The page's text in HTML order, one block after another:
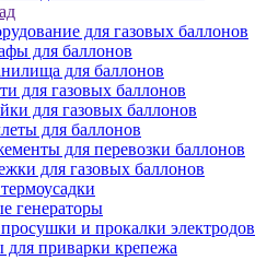
для газовых баллонов
для баллонов
для баллонов
для газовых баллонов
для газовых баллонов
для баллонов
для перевозки баллонов
для газовых баллонов
генераторы
и прокалки электродов
для приварки крепежа